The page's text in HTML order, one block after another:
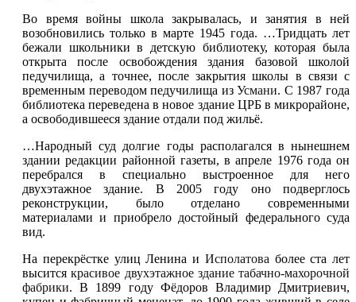
Во время войны школа закрывалась, и занятия в ней
возобновились только в марте 1945 года. …Тридцать лет
бежали школьники в детскую библиотеку, которая была
открыта после освобождения здания базовой школой
педучилища, а точнее, после закрытия школы в связи с
временным переводом педучилища изУсмани. С 1987 года
библиотека переведена в новое здание ЦРБ в микрорайоне,
а освободившееся здание отдали под жильё.
…Народный суд долгие годы располагался в нынешнем
здании редакции районной газеты, в апреле 1976 года он
перебрался в специально выстроенное для него
двухэтажное здание. В 2005 году оно подверглось
реконструкции, было отделано современными
материалами и приобрело достойный федерального суда
вид.
На перекрёстке улиц Ленина и Исполатова более ста лет
выситсякрасивое двухэтажное здание табачно-махорочной
фабрики. В 1899 году Фёдоров Владимир Дмитриевич,